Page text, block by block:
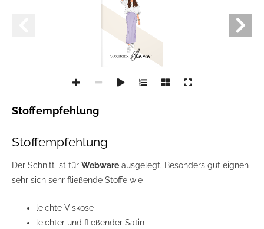
Stoffempfehlung
Stoffempfehlung
Der Schnitt ist für Webware ausgelegt. Besonders gut eignen
sehr sich sehr fließende Stoffe wie
leichte Viskose
leichter und fließender Satin